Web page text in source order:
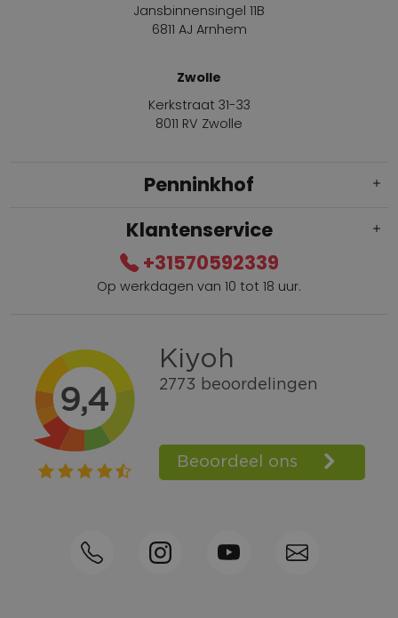
Jansbinnensingel 11B
6811 AJ Arnhem
Zwolle
Kerkstraat 31-33
8011 RV Zwolle
Penninkhof
Gratis verzending vanaf € 100,=
Bel +31570592339
Spaarpunten
Shop the Look
Telefonisch bestellen ook mogelijk
Klantenservice
+31570592339
Op werkdagen van 10 tot 18 uur.